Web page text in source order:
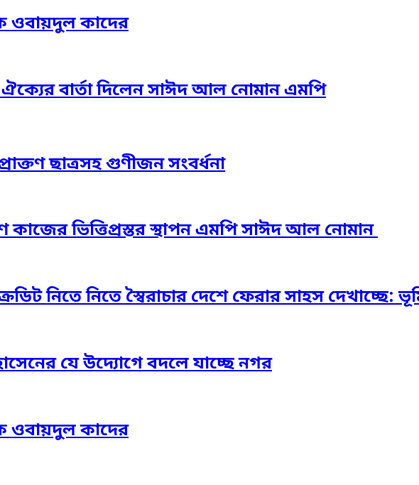
ওবায়দুল কাদের
বার্তা দিলেন সাঈদ আল নোমান এমপি
ছাত্রসহ গুণীজন সংবর্ধনা
কাজের ভিত্তিপ্রস্তর স্থাপন এমপি সাঈদ আল নোমান
নিতে নিতে স্বৈরাচার দেশে ফেরার সাহস দেখাচ্ছে: ভূমি
যে উদ্যোগে বদলে যাচ্ছে নগর
ওবায়দুল কাদের